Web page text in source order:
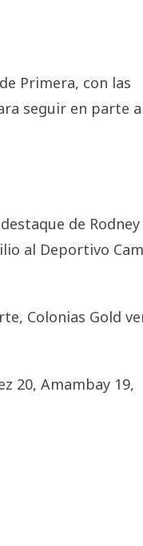
Primera, con las
seguir en parte
de Rodney
al Deportivo
Colonias Gold
20, Amambay 19,